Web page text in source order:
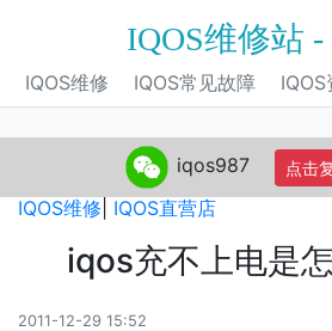
IQOS维修站 -
IQOS维修 IQOS常见故障 IQOS
|IQOS电子烟| IQOS专
IQOS维修 IQOS直营店
iqos充不上电是
2011-12-29 15:52
iqos987 点击